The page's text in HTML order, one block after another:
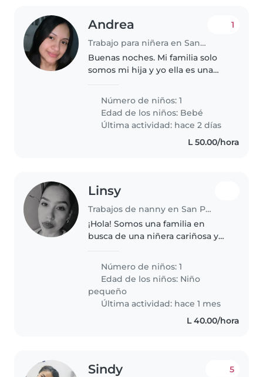
Andrea
Trabajo para niñera en San Pedro Sula
1
Buenas noches. Mi familia solo
somos mi hija y yo ella es una
portada
Número de niños: 1
Edad de los niños: Bebé
Última actividad: hace 2 días
L 50.00/hora
Linsy
Trabajos de nanny en San Pedro Sula
¡Hola! Somos una familia en
busca de una niñera cariñosa y
2 años. Ella es muy habladora,
independiente y amigable.
Necesitamos a alguien que esté..
Número de niños: 1
Edad de los niños: Niño
pequeño
Última actividad: hace 1 mes
L 40.00/hora
Sindy 5